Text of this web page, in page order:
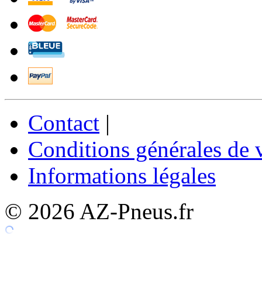
Contact |
Conditions générales de
Informations légales
© 2026 AZ-Pneus.fr